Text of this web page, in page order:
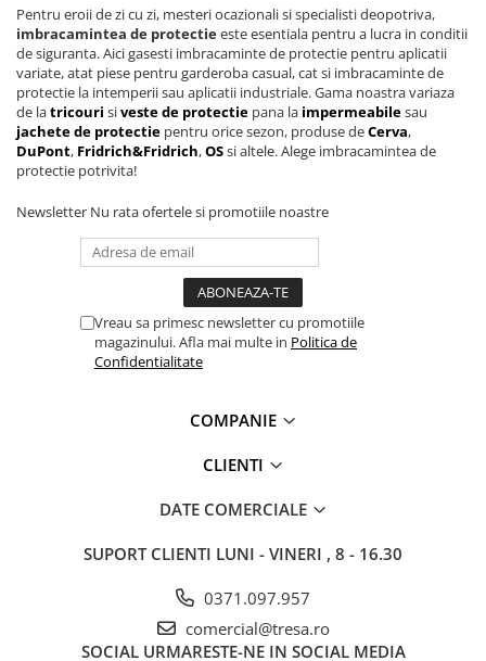
Protecție respiratorie de unică
folosință
Măști integrale reutilizabile
Semi-măști reutilizabile
Filtre
Accesorii protectie respiratorie
LUCRU LA ÎNĂLȚIME
Centuri și hamuri
Dispozitive de ancorare și
Sisteme stationare | Linia vietii
Dispozitive de salvare
Servicii verificare echipamente
ARTICOLE TEHNICE SI PRIM AJUTOR
DETECTIE SI SEMNALIZARE
UNICĂ FOLOSINȚĂ
Pentru eroii de zi cu zi, mesteri ocazionali si specialisti deopotriva,
imbracamintea de protectieeste esentiala pentru a lucra in conditii
de siguranta. Aici gasesti imbracaminte de protectie pentru aplicatii
variate, atat piese pentru garderoba casual, cat si imbracaminte de
protectie la intemperii sau aplicatii industriale. Gama noastra variaza
de latricouri siveste de protectie pana la impermeabilesau
jachete de protectie pentru orice sezon, produse deCerva,
DuPont, Fridrich&Fridrich,OSsi altele. Alege imbracamintea de
protectie potrivita!
Newsletter Nu rata ofertele si promotiile noastre
Vreau sa primesc newsletter cu promotiile
magazinului. Afla mai multe in Politica de
Confidentialitate
COMPANIE
CLIENTI
DATE COMERCIALE
SUPORT CLIENTI LUNI - VINERI , 8 - 16.30
0371.097.957
comercial@tresa.ro
SOCIAL URMARESTE-NE IN SOCIAL MEDIA